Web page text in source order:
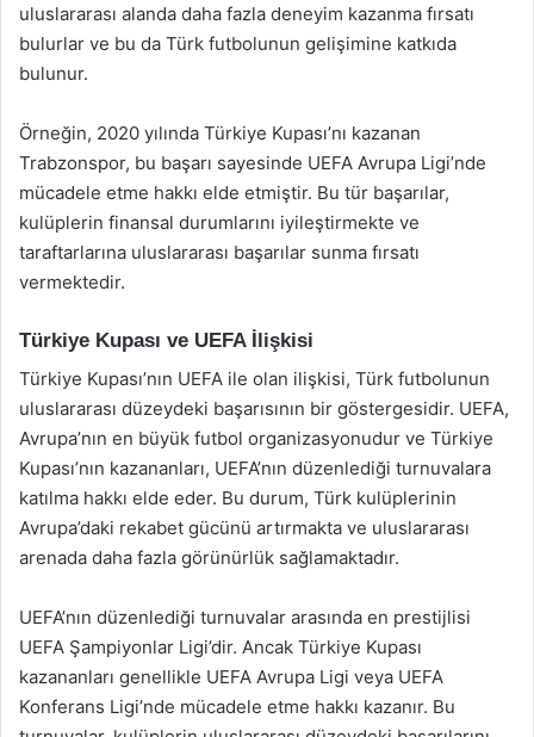
uluslararası alanda daha fazla deneyim kazanma fırsatı
bulurlar ve bu da Türk futbolunun gelişimine katkıda
bulunur.
Örneğin, 2020 yılında Türkiye Kupası’nı kazanan
Trabzonspor, bu başarı sayesinde UEFA Avrupa Ligi’nde
mücadele etme hakkı elde etmiştir. Bu tür başarılar,
kulüplerin finansal durumlarını iyileştirmekte ve
taraftarlarına uluslararası başarılar sunma fırsatı
vermektedir.
Türkiye Kupası ve UEFA İlişkisi
Türkiye Kupası’nın UEFA ile olan ilişkisi, Türk futbolunun
uluslararası düzeydeki başarısının bir göstergesidir. UEFA,
Avrupa’nın en büyük futbol organizasyonudur ve Türkiye
Kupası’nın kazananları, UEFA’nın düzenlediği turnuvalara
katılma hakkı elde eder. Bu durum, Türk kulüplerinin
Avrupa’daki rekabet gücünü artırmakta ve uluslararası
arenada daha fazla görünürlük sağlamaktadır.
UEFA’nın düzenlediği turnuvalar arasında en prestijlisi
UEFA Şampiyonlar Ligi’dir. Ancak Türkiye Kupası
kazananları genellikle UEFA Avrupa Ligi veya UEFA
Konferans Ligi’nde mücadele etme hakkı kazanır. Bu